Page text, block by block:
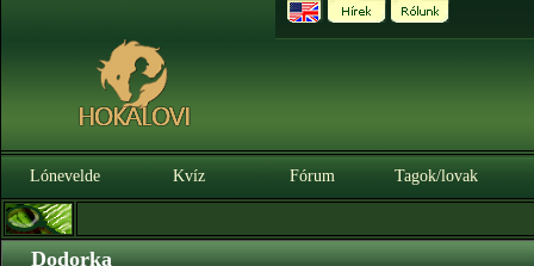
Lónevelde Kvíz Fórum Tagok/lovak
Dodorka